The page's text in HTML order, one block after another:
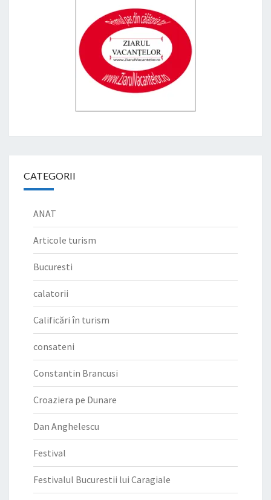
CATEGORII
ANAT
Articole turism
Bucuresti
calatorii
Calificări în turism
consateni
Constantin Brancusi
Croaziera pe Dunare
Dan Anghelescu
Festival
Festivalul Bucurestii lui Caragiale